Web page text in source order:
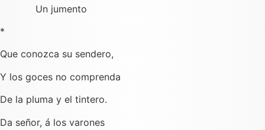
Un jumento
*
Que conozca su sendero,
Y los goces no comprenda
De la pluma y el tintero.
Da señor, á los varones